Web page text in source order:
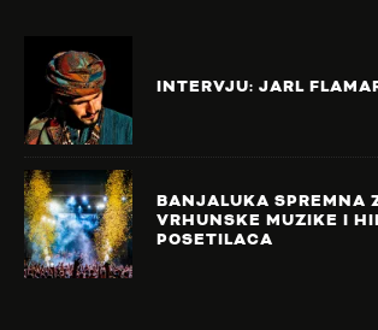
INTERVJU: JARL
BANJALUKA SPREMNA
VRHUNSKE MUZIKE I
POSETILACA